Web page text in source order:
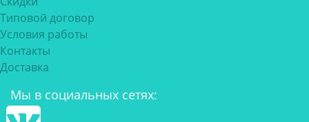
Типовой договор
Условия работы
Контакты
Доставка
Мы в социальных сетях: